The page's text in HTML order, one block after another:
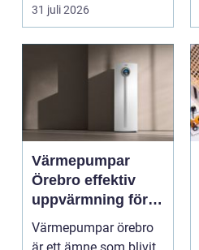
smu...
31 juli 2026
Värmepumpar
Örebro effektiv
uppvärmning för
hus och
fastigheter
Värmepumpar örebro